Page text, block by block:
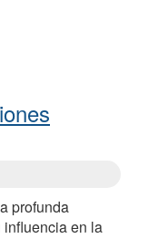
profunda
en la